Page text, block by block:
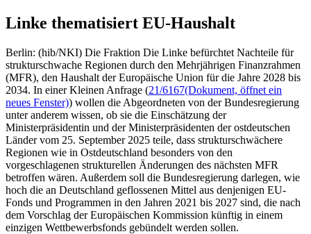
Linke thematisiert EU-Haushalt
Berlin: (hib/NKI) Die Fraktion Die Linke befürchtet Nachteile für
strukturschwache Regionen durch den Mehrjährigen Finanzrahmen
(MFR), den Haushalt der Europäische Union für die Jahre 2028 bis
2034. In einer Kleinen Anfrage (21/6167(Dokument, öffnet ein
neues Fenster)) wollen die Abgeordneten von der Bundesregierung
unter anderem wissen, ob sie die Einschätzung der
Ministerpräsidentin und der Ministerpräsidenten der ostdeutschen
Länder vom 25. September 2025 teile, dass strukturschwächere
Regionen wie in Ostdeutschland besonders von den
vorgeschlagenen strukturellen Änderungen des nächsten MFR
betroffen wären. Außerdem soll die Bundesregierung darlegen, wie
hoch die an Deutschland geflossenen Mittel aus denjenigen EU-
Fonds und Programmen in den Jahren 2021 bis 2027 sind, die nach
dem Vorschlag der Europäischen Kommission künftig in einem
einzigen Wettbewerbsfonds gebündelt werden sollen.